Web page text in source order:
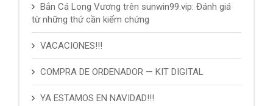
Bắn Cá Long Vương trên sunwin99.vip: Đánh giá
từ những thứ cần kiểm chứng
VACACIONES!!!
COMPRA DE ORDENADOR — KIT DIGITAL
YA ESTAMOS EN NAVIDAD!!!